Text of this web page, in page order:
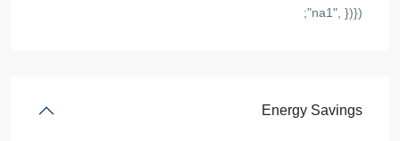
"na1", })});
Energy Savings